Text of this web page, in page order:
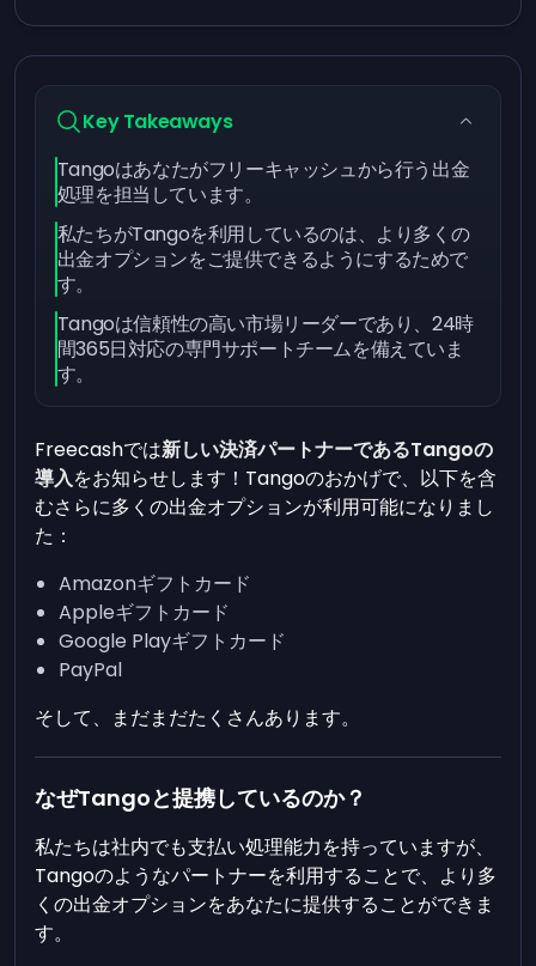
Key Takeaways
Tangoはあなたがフリーキャッシュから行う出金
処理を担当しています。
私たちがTangoを利用しているのは、より多くの
出金オプションをご提供できるようにするためで
す。
Tangoは信頼性の高い市場リーダーであり、24時
間365日対応の専門サポートチームを備えていま
す。
Freecashでは新しい決済パートナーであるTangoの
導入をお知らせします！Tangoのおかげで、以下を含
むさらに多くの出金オプションが利用可能になりまし
た：
Amazonギフトカード
Appleギフトカード
Google Playギフトカード
PayPal
そして、まだまだたくさんあります。
なぜTangoと提携しているのか？
私たちは社内でも支払い処理能力を持っていますが、
Tangoのようなパートナーを利用することで、より多
くの出金オプションをあなたに提供することができま
す。